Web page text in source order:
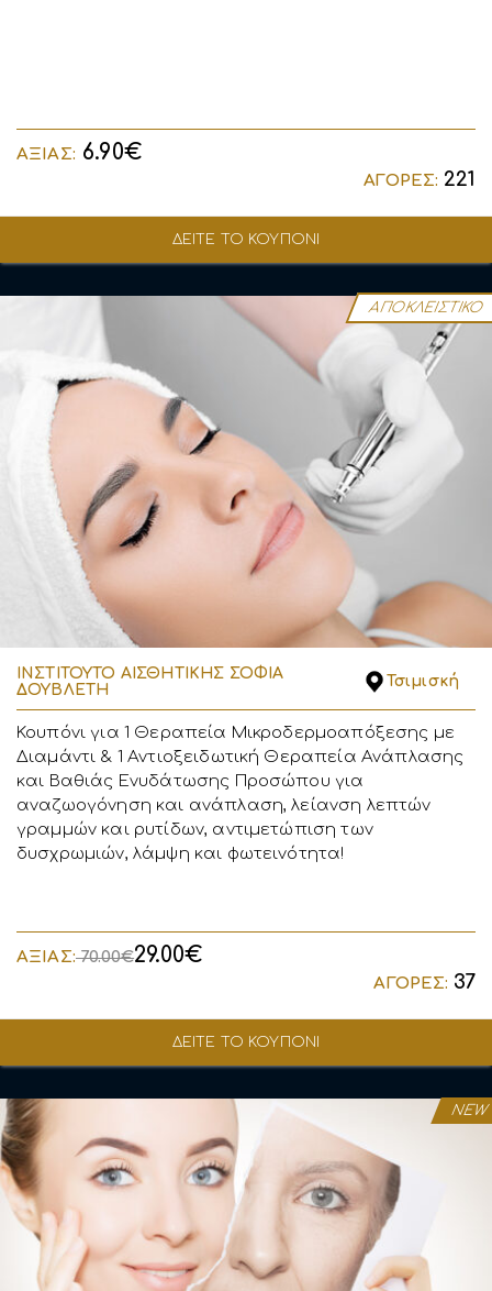
ΔΕΙΤΕ ΤΟ ΚΟΥΠΟΝΙ
ΑΞΙΑΣ: 6.90€
ΑΓΟΡΕΣ: 221
ΑΠΟΚΛΕΙΣΤΙΚΟ
ΙΝΣΤΙΤΟΥΤΟ ΑΙΣΘΗΤΙΚΗΣ ΣΟΦΙΑ
ΔΟΥΒΛΕΤΗ
Τσιμισκή
ΔΕΙΤΕ ΤΟ ΚΟΥΠΟΝΙ
Κουπόνι για 1 Θεραπεία Μικροδερμοαπόξεσης με
Διαμάντι & 1 Αντιοξειδωτική Θεραπεία Ανάπλασης
και Βαθιάς Ενυδάτωσης Προσώπου για
αναζωογόνηση και ανάπλαση, λείανση λεπτών
γραμμών και ρυτίδων, αντιμετώπιση των
δυσχρωμιών, λάμψη και φωτεινότητα!
ΑΞΙΑΣ:70.00€29.00€
ΑΓΟΡΕΣ: 37
NEW